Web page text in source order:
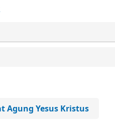
Agung Yesus Kristus